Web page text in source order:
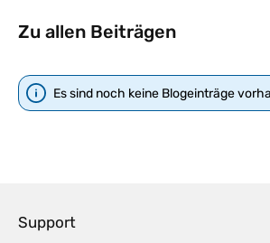
Zu allen Beiträgen
Es sind noch keine Blogeinträge
Support